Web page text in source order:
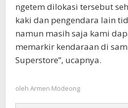
ngetem dilokasi tersebut
kaki dan pengendara lain
namun masih saja kami
memarkir kendaraan di
Superstore”, ucapnya.
oleh Armen Modeong